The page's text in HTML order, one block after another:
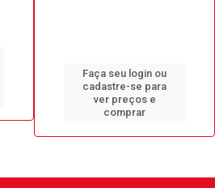
Faça seu login ou
cadastre-se para
ver preços e
comprar